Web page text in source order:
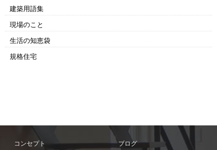
建築用語集
現場のこと
生活の知恵袋
規格住宅
コンセプト
ブログ